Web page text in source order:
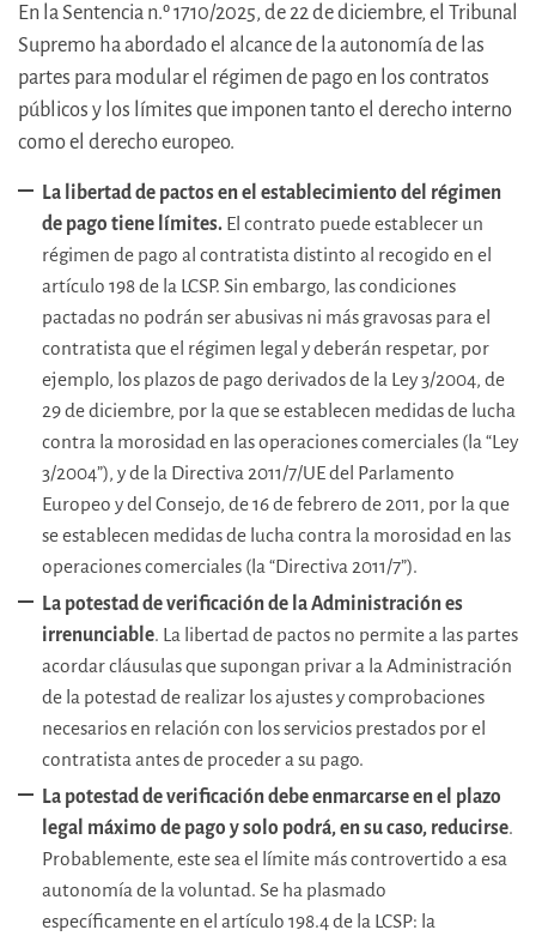
En la Sentencia n.º 1710/2025, de 22 de diciembre, el Tribunal
Supremo ha abordado el alcance de la autonomía de las
partes para modular el régimen de pago en los contratos
públicos y los límites que imponen tanto el derecho interno
como el derecho europeo.
La libertad de pactos en el establecimiento del régimen
de pago tiene límites. El contrato puede establecer un
régimen de pago al contratista distinto al recogido en el
artículo 198 de la LCSP. Sin embargo, las condiciones
pactadas no podrán ser abusivas ni más gravosas para el
contratista que el régimen legal y deberán respetar, por
ejemplo, los plazos de pago derivados de la Ley 3/2004, de
29 de diciembre, por la que se establecen medidas de lucha
contra la morosidad en las operaciones comerciales (la “Ley
3/2004”), y de la Directiva 2011/7/UE del Parlamento
Europeo y del Consejo, de 16 de febrero de 2011, por la que
se establecen medidas de lucha contra la morosidad en las
operaciones comerciales (la “Directiva 2011/7”).
La potestad de verificación de la Administración es
irrenunciable. La libertad de pactos no permite a las partes
acordar cláusulas que supongan privar a la Administración
de la potestad de realizar los ajustes y comprobaciones
necesarios en relación con los servicios prestados por el
contratista antes de proceder a su pago.
La potestad de verificación debe enmarcarse en el plazo
legal máximo de pago y solo podrá, en su caso, reducirse.
Probablemente, este sea el límite más controvertido a esa
autonomía de la voluntad. Se ha plasmado
específicamente en el artículo 198.4 de la LCSP: la